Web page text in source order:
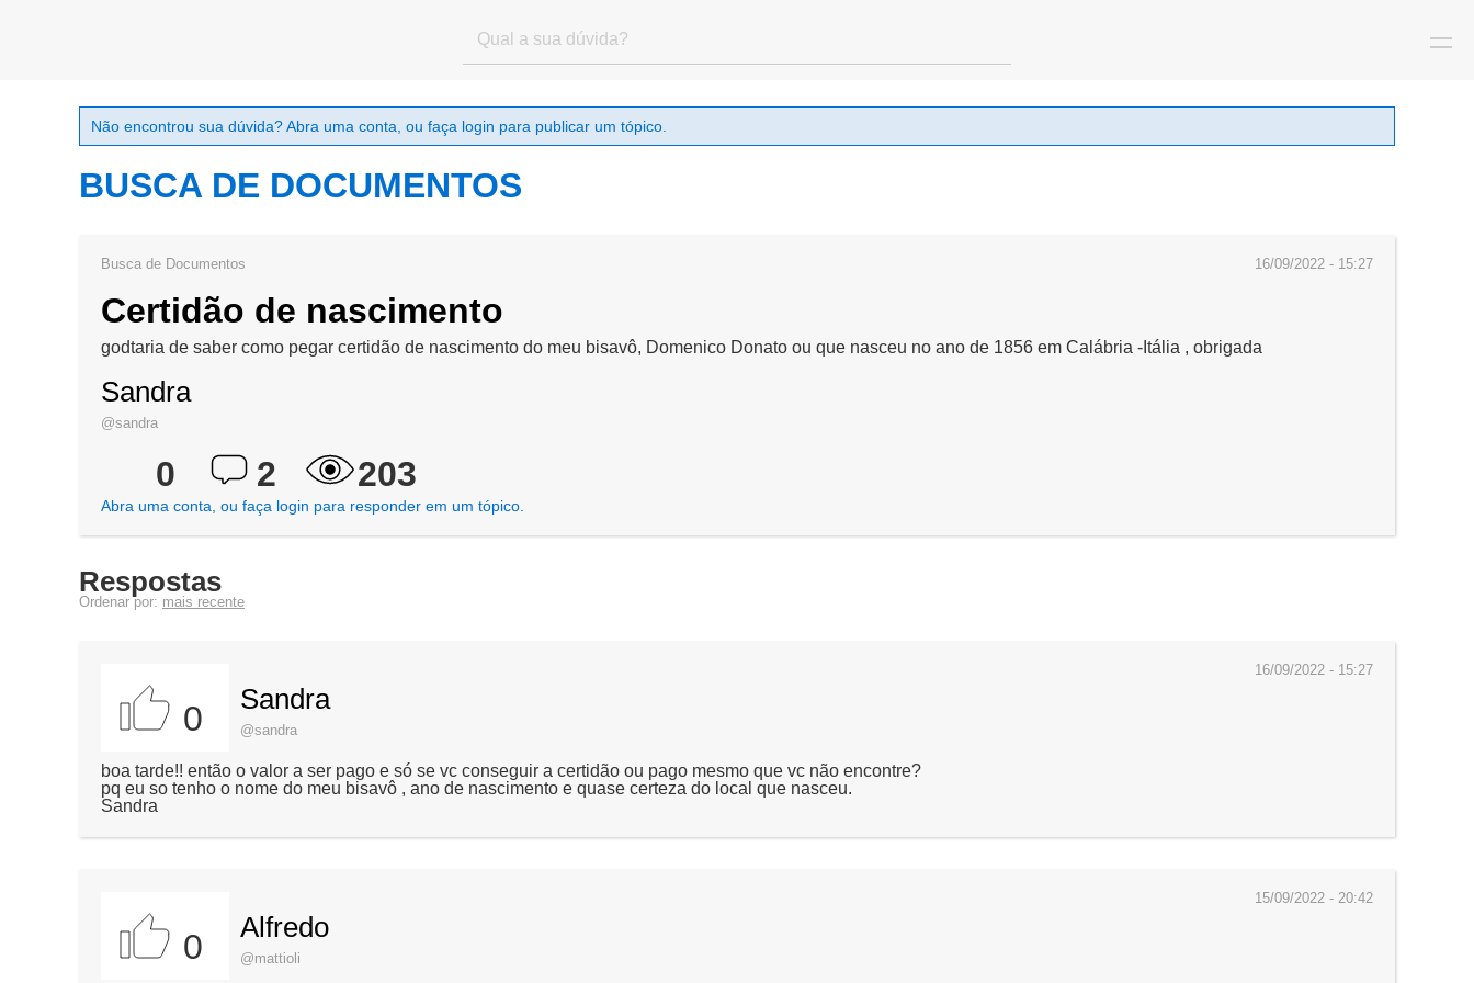
Não encontrou sua dúvida? Abra uma conta, ou faça login para publicar um tópico.
BUSCA DE DOCUMENTOS
16/09/2022 - 15:27
Busca de Documentos
Certidão de nascimento
godtaria de saber como pegar certidão de nascimento do meu bisavô, Domenico Donato ou que nasceu no ano de 1856 em Calábria -Itália , obrigada
Sandra
@sandra
0 2 203
Abra uma conta, ou faça login para responder em um tópico.
Respostas
Ordenar por: mais recente
16/09/2022 - 15:27
0 Sandra
@sandra
boa tarde!! então o valor a ser pago e só se vc conseguir a certidão ou pago mesmo que vc não encontre?
pq eu so tenho o nome do meu bisavô , ano de nascimento e quase certeza do local que nasceu.
Sandra
15/09/2022 - 20:42
0 Alfredo
@mattioli